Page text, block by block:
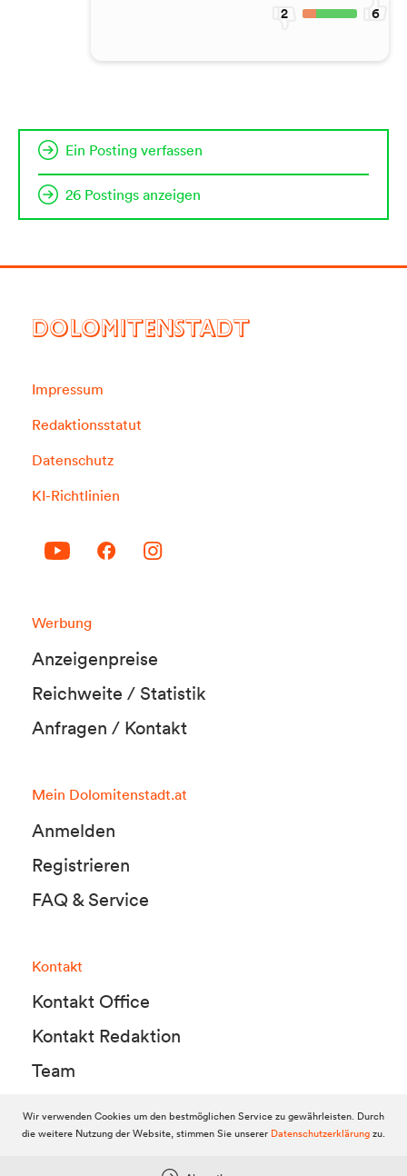
2 6
Ein Posting verfassen
26 Postings anzeigen
DOLOMITENSTADT
Impressum
Redaktionsstatut
Datenschutz
KI-Richtlinien
Werbung
Anzeigenpreise
Reichweite / Statistik
Anfragen / Kontakt
Mein Dolomitenstadt.at
Anmelden
Registrieren
FAQ & Service
Kontakt
Kontakt Office
Kontakt Redaktion
Team
© 2010-2026 Dolomitenstadt.at
Wir verwenden Cookies um den bestmöglichen Service zu gewährleisten. Durch
die weitere Nutzung der Website, stimmen Sie unserer Datenschutzerklärungzu.